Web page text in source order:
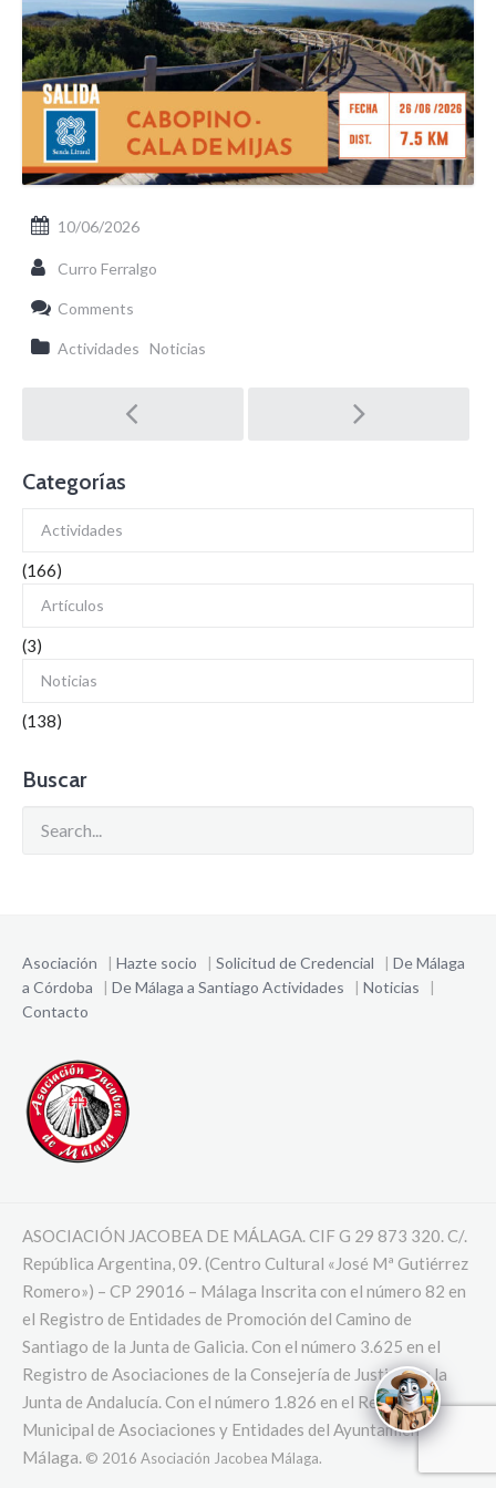
10/06/2026
Curro Ferralgo
Comments
Actividades Noticias
Post
navigation
Categorías
Actividades
(166)
Artículos
(3)
Noticias
(138)
Buscar
Asociación | Hazte socio | Solicitud de Credencial | De Málaga
a Córdoba | De Málaga a Santiago Actividades | Noticias |
Contacto
ASOCIACIÓN JACOBEA DE MÁLAGA. CIF G 29 873 320. C/.
República Argentina, 09. (Centro Cultural «José Mª Gutiérrez
Romero») – CP 29016 – Málaga Inscrita con el número 82 en
el Registro de Entidades de Promoción del Camino de
Santiago de la Junta de Galicia. Con el número 3.625 en el
Registro de Asociaciones de la Consejería de Justicia de la
Junta de Andalucía. Con el número 1.826 en el Registro
Municipal de Asociaciones y Entidades del Ayuntamiento de
Málaga. © 2016 Asociación Jacobea Málaga.